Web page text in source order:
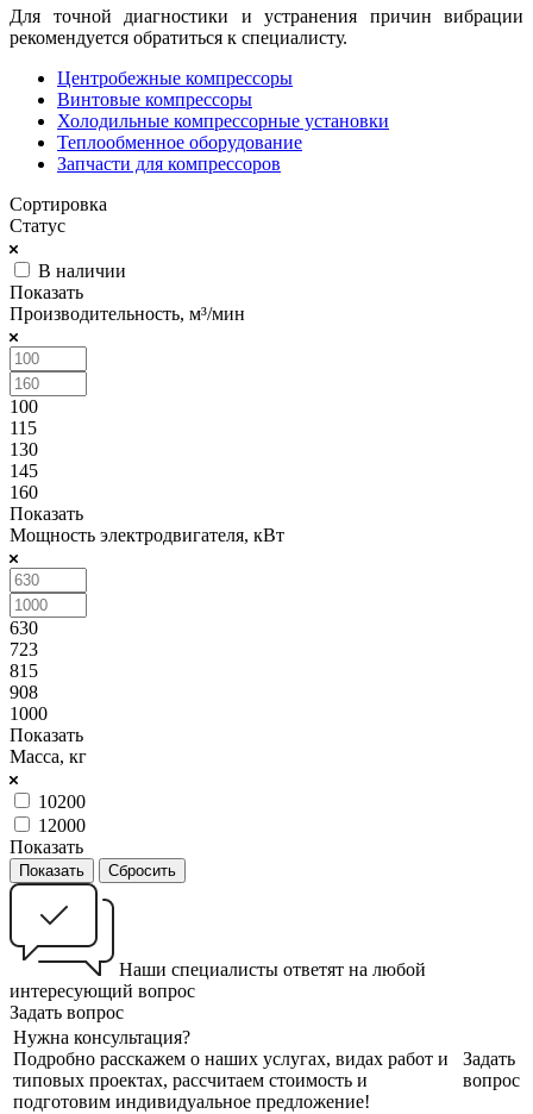
Для точной диагностики и устранения причин вибрации
рекомендуется обратиться к специалисту.
Центробежные компрессоры
Винтовые компрессоры
Холодильные компрессорные установки
Теплообменное оборудование
Запчасти для компрессоров
Сортировка
Статус
В наличии
Показать
Производительность, м³/мин
100
115
130
145
160
Показать
Мощность электродвигателя, кВт
630
723
815
908
1000
Показать
Масса, кг
10200
12000
Показать
Сбросить
Наши специалисты ответят на любой
интересующий вопрос
Задать вопрос
Нужна консультация?
Подробно расскажем о наших услугах, видах работ и
типовых проектах, рассчитаем стоимость и
подготовим индивидуальное предложение!
Задать
вопрос